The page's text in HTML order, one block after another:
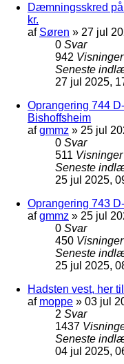
Dæmningsskred
kr.
af Søren » 27 jul
0 Svar
942 Visninger
Seneste
27 jul 2025,
Oprangering 744
Bishoffsheim
afgmmz » 25 jul
0 Svar
511 Visninger
Seneste
25 jul 2025,
Oprangering 743
afgmmz » 25 jul
0 Svar
450 Visninger
Seneste
25 jul 2025,
Hadsten vest, her
af moppe » 03 jul
2 Svar
1437
Seneste
04 jul 2025,